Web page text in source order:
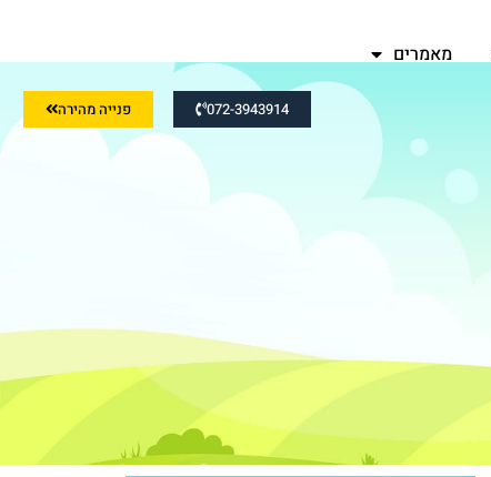
מאמרים
072-3943914 פנייה מהירה